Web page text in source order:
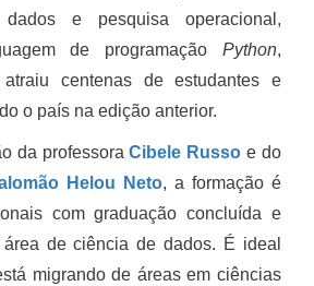
e pesquisa operacional,
de programação Python,
centenas de estudantes e
o país na edição anterior.
da professoraCibele Russo e do
Helou Neto, a formação é
com graduação concluída e
de ciência de dados. É ideal
migrando de áreas em ciências